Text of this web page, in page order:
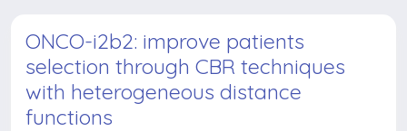
ONCO-i2b2: improve patients
selection through CBR techniques
with heterogeneous distance
functions